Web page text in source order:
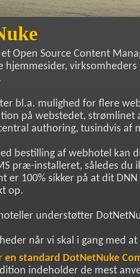
Open Source Content
hjemmesider,
bl.a. mulighed for flere
på webstedet, strømlinet
authoring, tusindvis af
bestilling af webhotel kan
præ-installeret, således du
er 100% sikker på at dit
op.
understøtter
når vi skal i gang med
en standard DotNetNuke
indeholder de mest